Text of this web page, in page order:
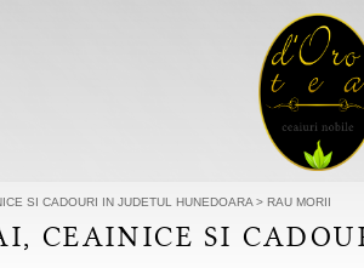
SI CADOURI IN JUDETUL HUNEDOARA > RAU MORII
CEAINICE SI